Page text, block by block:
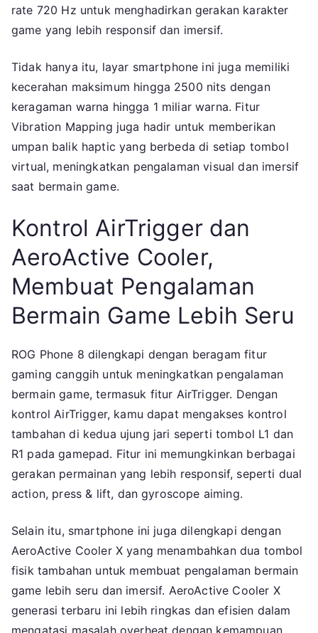
rate 720 Hz untuk menghadirkan gerakan karakter
game yang lebih responsif dan imersif.
Tidak hanya itu, layar smartphone ini juga memiliki
kecerahan maksimum hingga 2500 nits dengan
keragaman warna hingga 1 miliar warna. Fitur
Vibration Mapping juga hadir untuk memberikan
umpan balik haptic yang berbeda di setiap tombol
virtual, meningkatkan pengalaman visual dan imersif
saat bermain game.
Kontrol AirTrigger dan
AeroActive Cooler,
Membuat Pengalaman
Bermain Game Lebih Seru
ROG Phone 8 dilengkapi dengan beragam fitur
gaming canggih untuk meningkatkan pengalaman
bermain game, termasuk fitur AirTrigger. Dengan
kontrol AirTrigger, kamu dapat mengakses kontrol
tambahan di kedua ujung jari seperti tombol L1 dan
R1 pada gamepad. Fitur ini memungkinkan berbagai
gerakan permainan yang lebih responsif, seperti dual
action, press & lift, dan gyroscope aiming.
Selain itu, smartphone ini juga dilengkapi dengan
AeroActive Cooler X yang menambahkan dua tombol
fisik tambahan untuk membuat pengalaman bermain
game lebih seru dan imersif. AeroActive Cooler X
generasi terbaru ini lebih ringkas dan efisien dalam